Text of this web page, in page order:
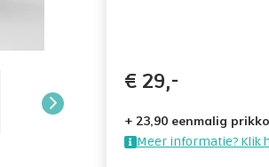
€ 29,-
+ 23,90 eenmalig
Meer informatie? Klik